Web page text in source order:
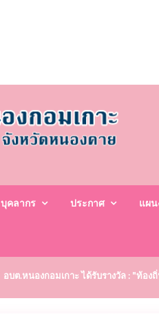
บุคลากร ประกาศ แผ
อบต.หนองกอมเกาะ ได้รับรางวัล : "ท้อ